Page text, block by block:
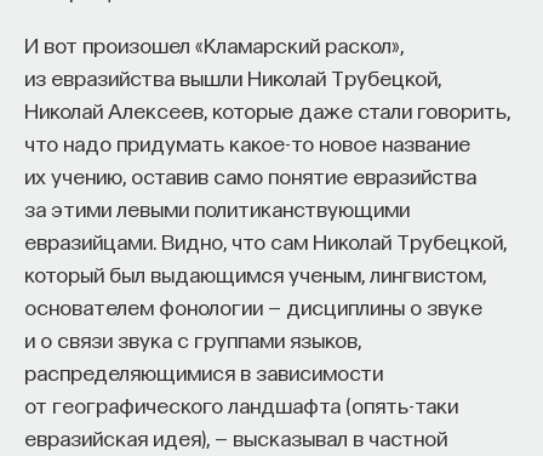
И вот произошел «Кламарский раскол»,
из евразийства вышли Николай Трубецкой,
Николай Алексеев, которые даже стали говорить,
что надо придумать какое-то новое название
их учению, оставив само понятие евразийства
за этими левыми политиканствующими
евразийцами. Видно, что сам Николай Трубецкой,
который был выдающимся ученым, лингвистом,
основателем фонологии — дисциплины о звуке
и о связи звука с группами языков,
распределяющимися в зависимости
от географического ландшафта (опять-таки
евразийская идея), — высказывал в частной
ИСКУССТВЕННЫЙ ИНТЕЛЛЕКТ УНИВЕРСИТЕТ
АКАДЕМИЧЕСКАЯ СРЕДА ОБУЧЕНИЕ
СТРОИТЕЛИ БУДУЩЕГО
ПАРТНЁР ПРОЕКТА